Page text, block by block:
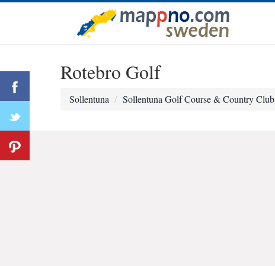
Rotebro Golf
Sollentuna Sollentuna Golf Course & Country Club